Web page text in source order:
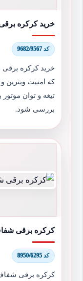
خرید کرکره
کد 9682/9567
خرید کرکره
که امنیت ویترین
تیغه و توان
بررسی شود.
کرکره برقی
کد 8950/6295
کرکره برقی